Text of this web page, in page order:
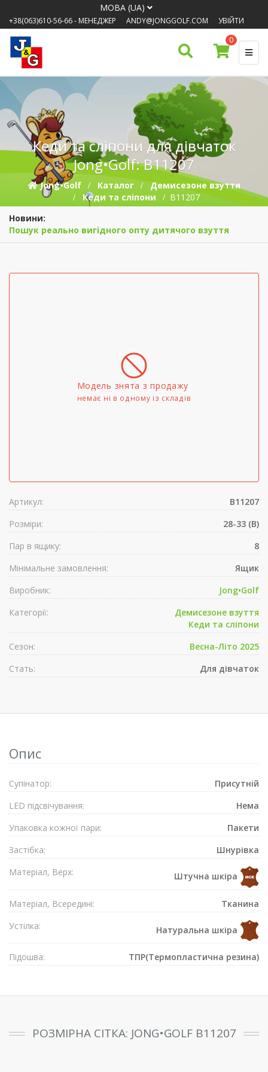
МОВА (UA)
+38(063)610-56-66- МЕНЕДЖЕР ANDY@JONGGOLF.COM
УВІЙТИ
0
Кеди та сліпони для дівчаток
Jong•Golf: B11207
Jong•Golf Каталог
Демисезонe взуття
Кеди та сліпони
B11207
Новини:
Пошук реально вигідного опту дитячого взуття
Модель знята з продажу
немає ні в одному iз складів
Артикул:
B11207
Розміри:
28-33 (B)
Пар в ящику:
8
Мінімальне замовлення:
Ящик
Виробник:
Jong•Golf
Категорії:
Демисезонe взуття
Кеди та сліпони
Сезон:
Весна-Літо 2025
Стать:
Для дівчаток
Опис
Супiнатор:
Присутнiй
LED підсвічування:
Нема
Упаковка кожної пари:
Пакети
Застібка:
Шнурівка
Матеріал, Верх:
Штучна шкіра
Матеріал, Всередині:
Тканина
Устілка:
Натуральна шкіра
Підошва: ТПР(Термопластична резина)
РОЗМІРНА СІТКА: JONG•GOLF B11207